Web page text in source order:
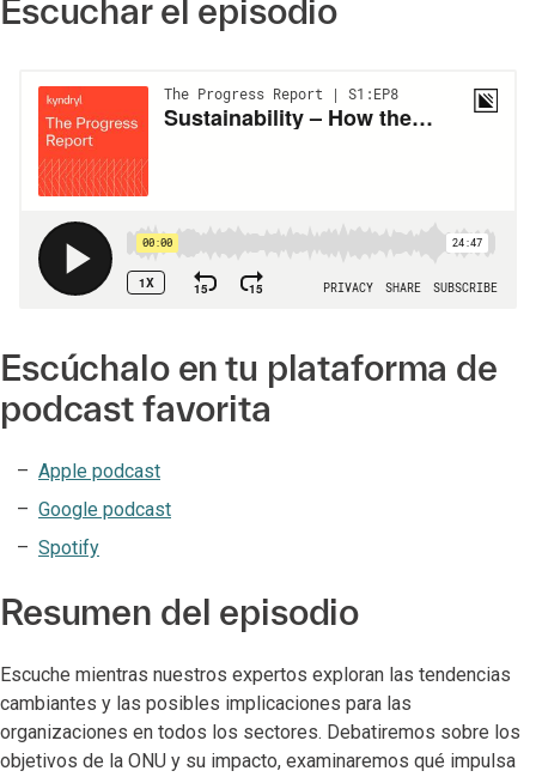
Escuchar el episodio
Escúchalo en tu plataforma de
podcast favorita
Apple podcast
Google podcast
Spotify
Resumen del episodio
Escuche mientras nuestros expertos exploran las tendencias
cambiantes y las posibles implicaciones para las
organizaciones en todos los sectores. Debatiremos sobre los
objetivos de la ONU y su impacto, examinaremos qué impulsa